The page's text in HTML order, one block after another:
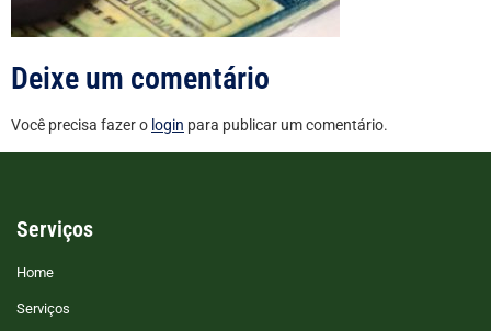
Deixe um comentário
Você precisa fazer o login para publicar um comentário.
Serviços
Home
Serviços